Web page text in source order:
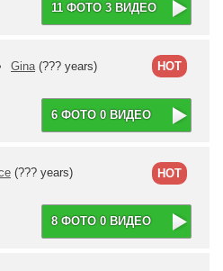
11 ФОТО 3 ВИДЕО
Gina (??? years)
6 ФОТО 0 ВИДЕО
HOT
(??? years)
8 ФОТО 0 ВИДЕО
HOT